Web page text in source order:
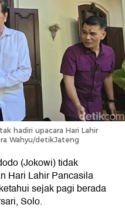
hadiri upacara Hari Lahir
Wahyu/detikJateng
(Jokowi) tidak
Hari Lahir Pancasila
sejak pagi berada
Solo.